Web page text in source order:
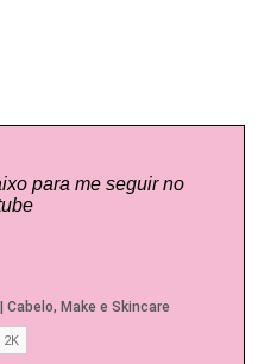
para me seguir no